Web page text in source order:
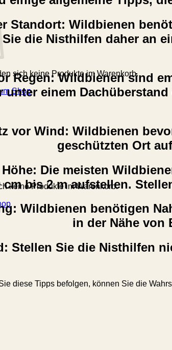
sich keine Produkte im Warenkorb.
Shop
keine Produkte im Warenkorb.
Standort: Wildbienen
die Nisthilfen daher an
Regen: Wildbienen sind
unter einem
vor Wind: Wildbienen
geschützten Ort
Die meisten
cm bis 2 m aufstellen.
Wildbienen benötigen
in der Nähe von
Stellen Sie die Nisthilfen
diese Tipps befolgen, können Sie die